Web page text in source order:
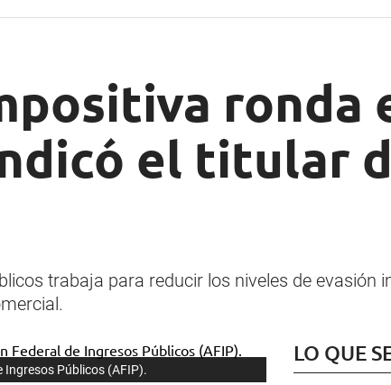
ronda
el titular
trabaja para reducir los niveles de evasión
Públicos (AFIP).
LO QUE